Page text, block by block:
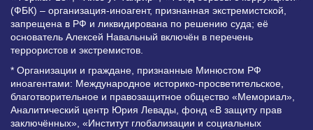
(ФБК) – организация-иноагент, признанная экстремистской,
запрещена в РФ и ликвидирована по решению суда; её
основатель Алексей Навальный включён в перечень
террористов и экстремистов.
* Организации и граждане, признанные Минюстом РФ
иноагентами: Международное историко-просветительское,
благотворительное и правозащитное общество «Мемориал»,
Аналитический центр Юрия Левады, фонд «В защиту прав
заключённых», «Институт глобализации и социальных